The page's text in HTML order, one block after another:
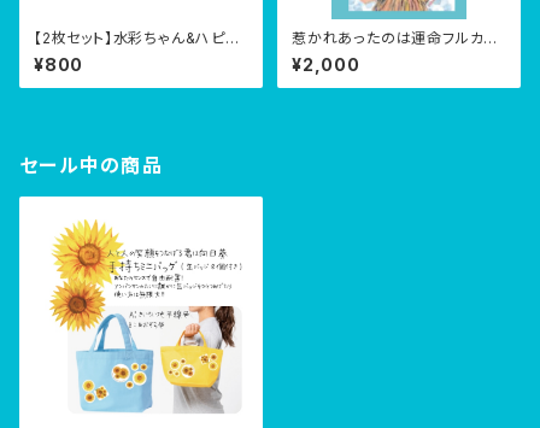
【2枚セット】水彩ちゃん&ハピチ
ャンステッカー【直筆お手紙付
き】
¥800
惹かれあったのは運命フルカラ
ー大判タオル
¥2,000
セール中の商品